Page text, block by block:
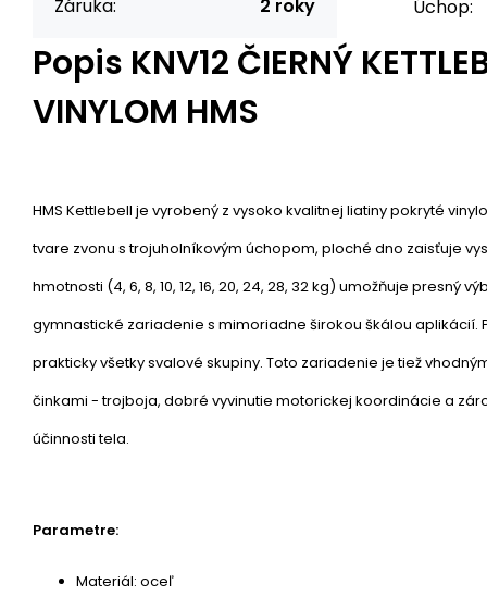
Záruka: 2 roky Úchop:
Popis KNV12 ČIERNÝ
VINYLOM HMS
HMS Kettlebell je vyrobený z vysoko kvalitnej liatiny pokryté
tvare zvonu s trojuholníkovým úchopom, ploché dno zaisťuje
hmotnosti (4, 6, 8, 10, 12, 16, 20, 24, 28, 32 kg) umožňuje presný
gymnastické zariadenie s mimoriadne širokou škálou aplikácií.
prakticky všetky svalové skupiny. Toto zariadenie je tiež
činkami - trojboja, dobré vyvinutie motorickej koordinácie a
účinnosti tela.
Parametre:
Materiál: oceľ